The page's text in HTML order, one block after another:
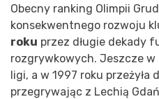
Obecny ranking Olimpii
konsekwentnego rozwoju
roku przez długie dekady
rozgrywkowych. Jeszcze w
ligi, a w 1997 roku
przegrywając z Lechią